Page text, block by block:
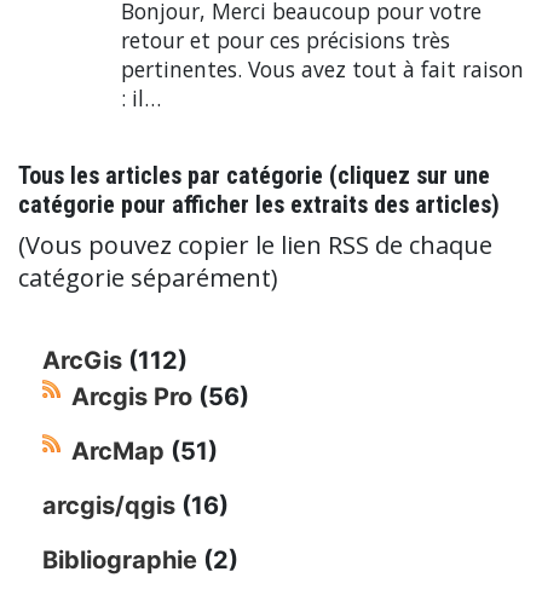
Bonjour, Merci beaucoup pour votre
retour et pour ces précisions très
pertinentes. Vous avez tout à fait raison
: il…
Tous les articles par catégorie (cliquez sur une
catégorie pour afficher les extraits des articles)
(Vous pouvez copier le lien RSS de chaque
catégorie séparément)
ArcGis (112)
Arcgis Pro (56)
ArcMap (51)
arcgis/qgis (16)
Bibliographie (2)